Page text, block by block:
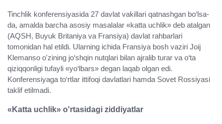
Tinchlik konferensiyasida 27 davlat vakillari qatnashgan bo‘lsa-
da, amalda barcha asosiy masalalar «katta uchlik» deb atalgan
(AQSH, Buyuk Britaniya va Fransiya) davlat rahbarlari
tomonidan hal etildi. Ularning ichida Fransiya bosh vaziri Joij
Klemanso o'zining jo‘shqin nutqlari bilan ajralib turar va o‘ta
qiziqqonligi tufayli «yo‘lbars» degan laqab olgan edi.
Konferensiyaga to‘rtlar ittifoqi davlatlari hamda Sovet Rossiyasi
taklif etilmadi.
«Katta uchlik» o'rtasidagi ziddiyatlar